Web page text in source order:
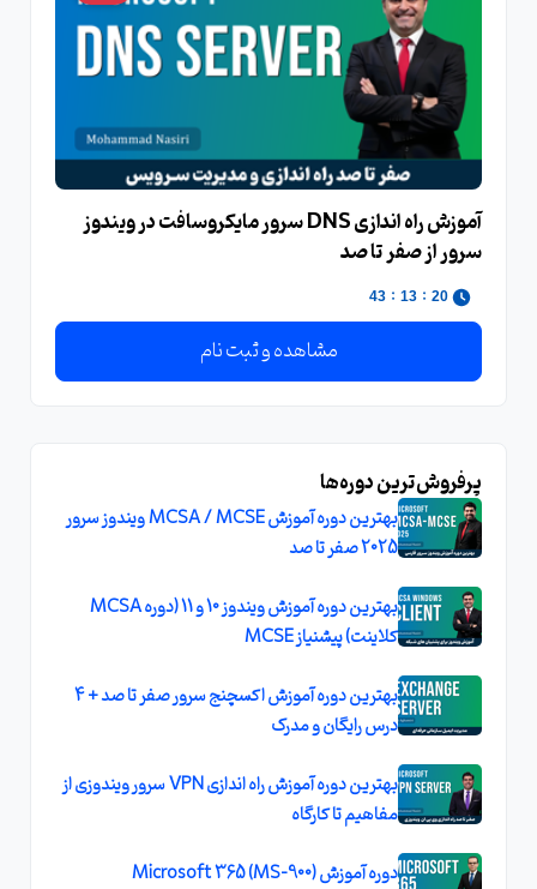
آموزش راه اندازی DNS سرور مایکروسافت در ویندوز
سرور از صفر تا صد
20
:
13
:
43
مشاهده و ثبت نام
پرفروش‌ترین دوره‌ها
بهترین دوره آموزش MCSA / MCSE ویندوز سرور
2025 صفر تا صد
بهترین دوره آموزش ویندوز 10 و 11 (دوره MCSA
کلاینت) پیشنیاز MCSE
بهترین دوره آموزش اکسچنج سرور صفر تا صد + 4
درس رایگان و مدرک
بهترین دوره آموزش راه اندازی VPN سرور ویندوزی از
مفاهیم تا کارگاه
دوره آموزش (MS-900) Microsoft 365